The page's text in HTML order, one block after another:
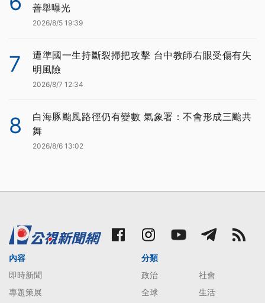
善舉曝光
2026/8/5 19:39
7
遭準國一生持斷裂掃把攻擊 台中教師右眼受傷有失
明風險
2026/8/7 12:34
8
白海豚颱風路徑仍有變數 氣象署：不會形成三颱共
舞
2026/8/6 13:02
內容
即時新聞
專題策展
分類
政治
社會
全球
生活